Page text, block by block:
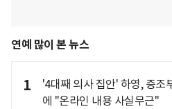
연예 많이 본 뉴스
1
'4대째 의사 집안' 하영, 증조
에 "온라인 내용 사실무근"